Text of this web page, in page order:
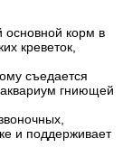
основной корм в
креветок,
съедается
аквариум гниющей
и поддерживает